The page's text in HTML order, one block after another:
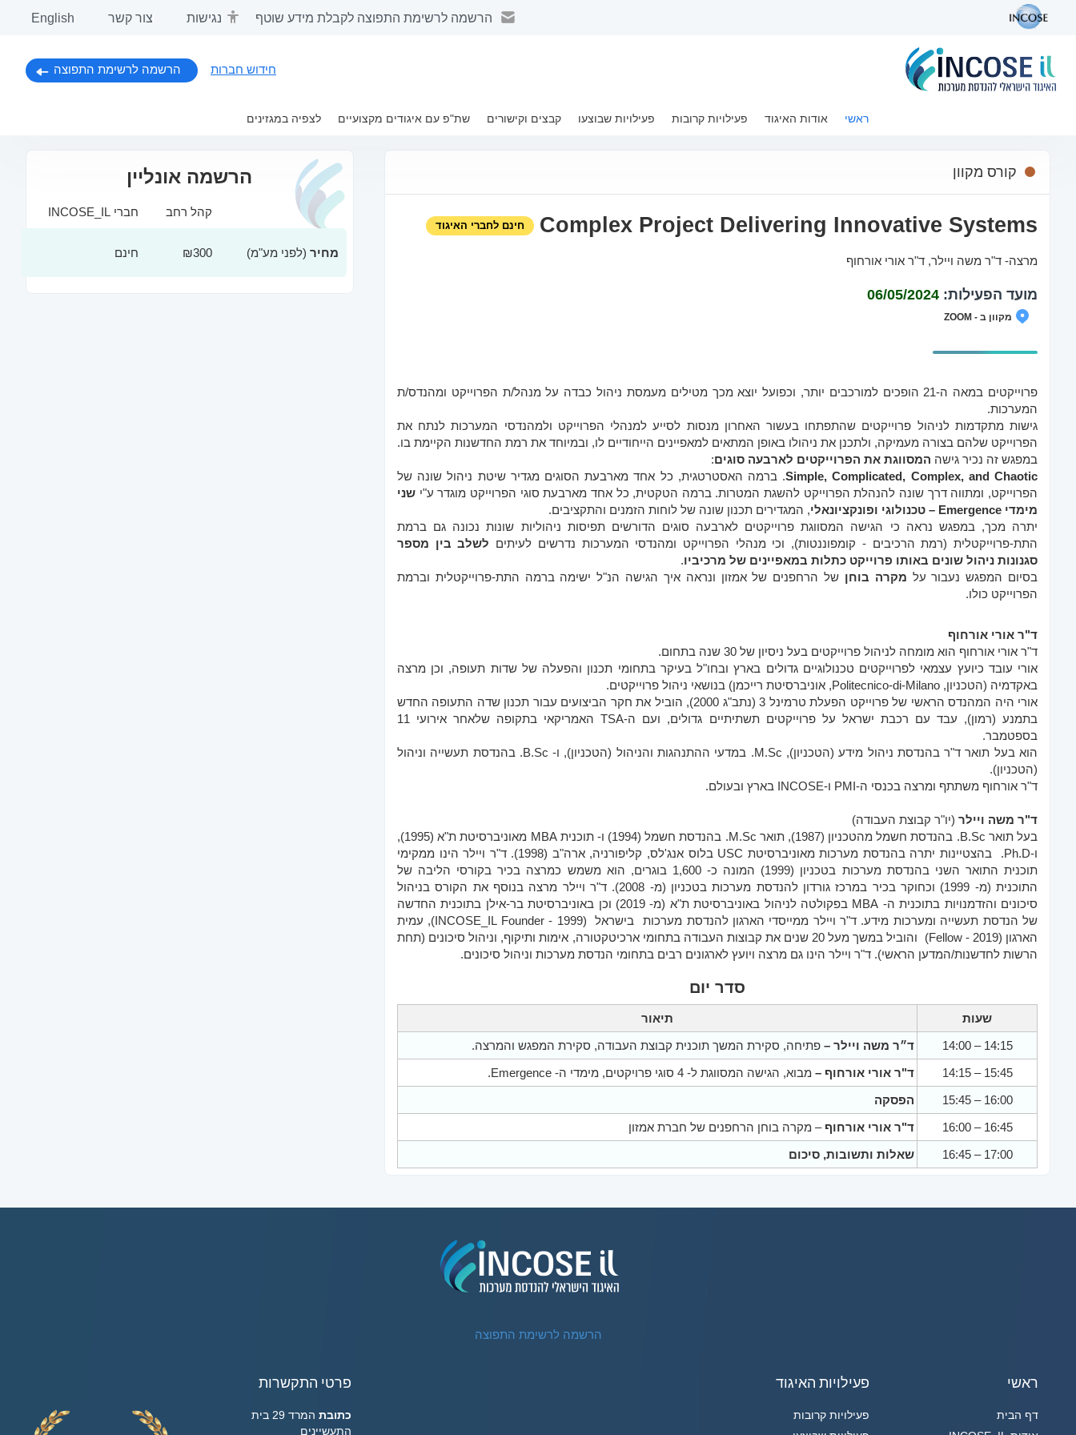
English צור קשר נגישות הרשמה לרשימת התפוצה לקבלת מידע שוטף
חידוש חברות הרשמה לרשימת התפוצה
ראשי אודות האיגוד פעילויות קרובות פעילויות שבוצעו קבצים וקישורים שת"פ עם איגודים מקצועיים לצפיה במגזינים Complex Project Delivering Innovative Systems
קורס מקוון
Complex Project Delivering Innovative Systems חינם לחברי האיגוד
מרצה‐ ד"ר משה ויילר, ד"ר אורי אורחוף
מועד הפעילות:
מקוון ב - ZOOM
פרוייקטים במאה ה-21 הופכים למורכבים יותר, וכפועל יוצא מכך מטילים מעמסת ניהול כבדה על מנהל/ת הפרוייקט ומהנדס/ת
המערכות.
גישות מתקדמות לניהול פרוייקטים שהתפתחו בעשור האחרון מנסות לסייע למנהלי הפרוייקט ולמהנדסי המערכות לנתח את
הפרוייקט שלהם בצורה מעמיקה, ולתכנן את ניהולו באופן המתאים למאפיינים הייחודיים לו, ובמיוחד את רמת החדשנות הקיימת בו.
במפגש זה נכיר גישה המסווגת את הפרוייקטים לארבעה סוגים:
Simple, Complicated, Complex, and Chaotic. ברמה האסטרטגית, כל אחד מארבעת הסוגים מגדיר שיטת ניהול שונה של
הפרוייקט, ומתווה דרך שונה להנהלת הפרוייקט להשגת המטרות. ברמה הטקטית, כל אחד מארבעת סוגי הפרוייקט מוגדר ע"י שני
מימדי Emergence – טכנולוגי ופונקציונאלי
, המגדירים תכנון שונה של לוחות הזמנים והתקציבים.
יתרה מכך, במפגש נראה כי הגישה המסווגת פרוייקטים לארבעה סוגים הדורשים תפיסות ניהוליות שונות נכונה גם ברמת
התת-פרוייקטלית (רמת הרכיבים - קומפוננטות), וכי מנהלי הפרוייקט ומהנדסי המערכות נדרשים לעיתים לשלב בין מספר
סגנונות ניהול שונים באותו פרוייקט כתלות במאפיינים של מרכיביו.
בסיום המפגש נעבור על מקרה בוחן של הרחפנים של אמזון ונראה איך הגישה הנ"ל ישימה ברמה התת-פרוייקטלית וברמת
הפרוייקט כולו.
ד"ר אורי אורחוף
ד"ר אורי אורחוף הוא מומחה לניהול פרוייקטים בעל ניסיון של 30 שנה בתחום.
אורי עובד כיועץ עצמאי לפרוייקטים טכנולוגיים גדולים בארץ ובחו"ל בעיקר בתחומי תכנון והפעלה של שדות תעופה, וכן מרצה
באקדמיה (הטכניון, Politecnico-di-Milano, אוניברסיטת רייכמן) בנושאי ניהול פרוייקטים.
אורי היה המהנדס הראשי של פרוייקט הפעלת טרמינל 3 (נתב"ג 2000), הוביל את חקר הביצועים עבור תכנון שדה התעופה החדש
בתמנע (רמון), עבד עם רכבת ישראל על פרוייקטים תשתיתיים גדולים, ועם ה-TSA האמריקאי בתקופה שלאחר אירועי 11
בספטמבר.
הוא בעל תואר ד"ר בהנדסת ניהול מידע (הטכניון), M.Sc. במדעי ההתנהגות והניהול (הטכניון), ו- B.Sc. בהנדסת תעשייה וניהול
(הטכניון).
ד"ר אורחוף משתתף ומרצה בכנסי ה-PMI ו-INCOSE בארץ ובעולם.
ד"ר משה ויילר (יו"ר קבוצת העבודה)
בעל תואר B.Sc. בהנדסת חשמל מהטכניון (1987), תואר M.Sc. בהנדסת חשמל (1994) ו- תוכנית MBA מאוניברסיטת ת"א (1995),
ו-Ph.D. בהצטיינות יתרה בהנדסת מערכות מאוניברסיטת USC בלוס אנג'לס, קליפורניה, ארה"ב (1998). ד"ר ויילר הינו ממקימי
תוכנית התואר השני בהנדסת מערכות בטכניון (1999) המונה כ- 1,600 בוגרים, הוא משמש כמרצה בכיר בקורסי הליבה של
התוכנית (מ- 1999) וכחוקר בכיר במרכז גורדון להנדסת מערכות בטכניון (מ- 2008). ד"ר ויילר מרצה בנוסף את הקורס בניהול
סיכונים והזדמנויות בתוכנית ה- MBA בפקולטה לניהול באוניברסיטת ת"א (מ- 2019) וכן באוניברסיטת בר-אילן בתוכנית החדשה
של הנדסת תעשייה ומערכות מידע. ד"ר ויילר ממייסדי הארגון להנדסת מערכות בישראל (INCOSE_IL Founder - 1999), עמית
הארגון (Fellow - 2019) והוביל במשך מעל 20 שנים את קבוצות העבודה בתחומי ארכיטקטורה, אימות ותיקוף, וניהול סיכונים (תחת
הרשות לחדשנות/המדען הראשי). ד"ר ויילר הינו גם מרצה ויועץ לארגונים רבים בתחומי הנדסת מערכות וניהול סיכונים.
סדר יום
שעות
תיאור
14:00 – 14:15
ד״ר משה ויילר – פתיחה, סקירת המשך תוכנית קבוצת העבודה, סקירת המפגש והמרצה.
14:15 – 15:45
ד"ר אורי אורחוף – מבוא, הגישה המסווגת ל- 4 סוגי פרויקטים, מימדי ה- Emergence.
15:45 – 16:00
הפסקה
16:00 – 16:45
ד"ר אורי אורחוף– מקרה בוחן הרחפנים של חברת אמזון
16:45 – 17:00
שאלות ותשובות, סיכום
הרשמה אונליין
קהל רחב חברי INCOSE_IL
מחיר (לפני מע"מ) ₪300 חינם
הרשמה לרשימת התפוצה
פרטי התקשרות
כתובת
המרד 29 בית
התעשיינים
פעילויות האיגוד
פעילויות קרובות
ראשי
דף הבית